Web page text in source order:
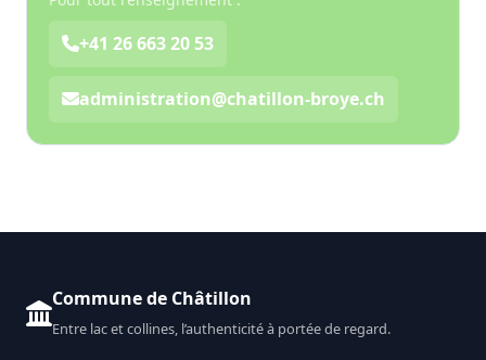
+41 26 663 20 53
administration@chatillon-broye.ch
Commune de Châtillon
Entre lac et collines, l’authenticité à portée de regard.